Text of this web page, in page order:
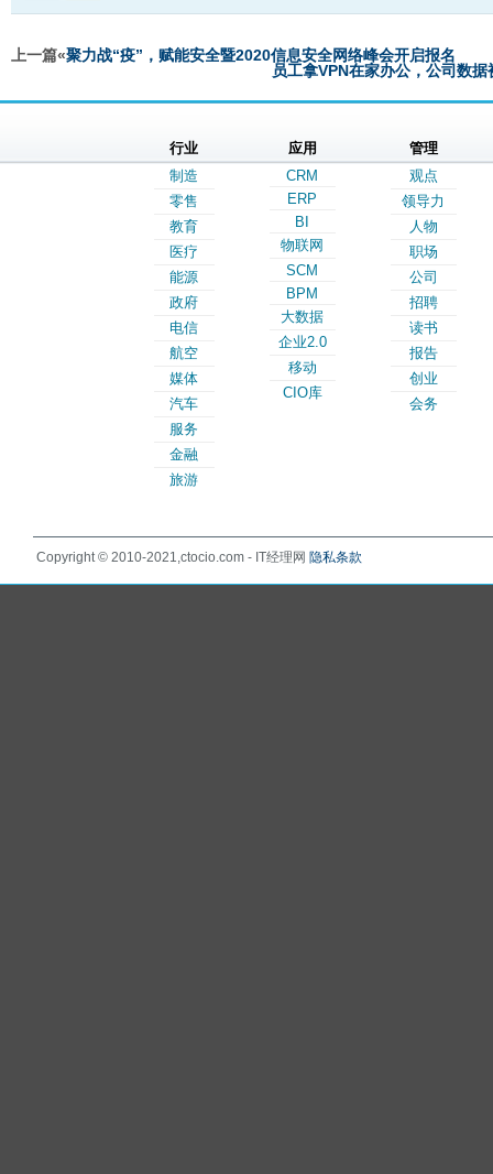
上一篇«聚力战“疫”，赋能安全暨2020信息安全网络峰会开启报名
员工拿VPN在家办公，公司数
行业
制造
零售
教育
医疗
能源
政府
电信
航空
媒体
汽车
服务
金融
旅游
应用
CRM
ERP
BI
物联网
SCM
BPM
大数据
企业2.0
移动
CIO库
管理
观点
领导力
人物
职场
公司
招聘
读书
报告
创业
会务
Copyright © 2010-2021,ctocio.com - IT经理网 隐私条款